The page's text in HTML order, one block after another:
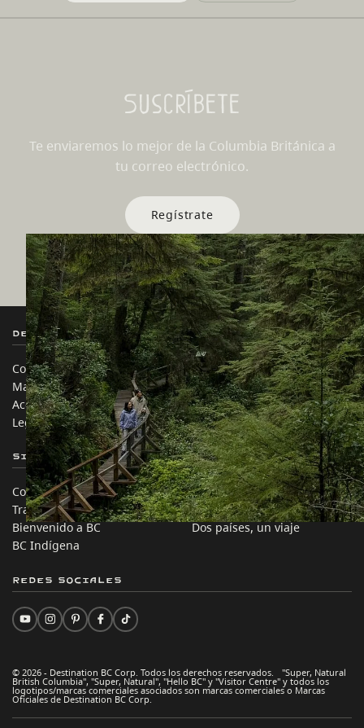
Suscríbete
Te enviaremos lo mejor de la Columbia Británica a
tu correo electrónico.
Regístrate
Destination BC
Contáctanos
Mapa del sitio
Acerca de
Legal y Políticas
Nuestros Sitios
Industria de Viajes
Medios
Corporativo
简体中文 – China
Sitios de Socios
Comercio e Inversión BC
Trabaja en BC
Bienvenido a BC
BC Indígena
En este sitio
Ideas de viaje
Consejos Prácticos
Dos países, un viaje
© 2026 - Destination BC Corp. Todos los derechos reservados. "Super, Natural
British Columbia", "Super, Natural", "Hello BC" y "Visitor Centre" y todos los
logotipos/marcas comerciales asociados son marcas comerciales o Marcas
Oficiales de Destination BC Corp.
Redes sociales